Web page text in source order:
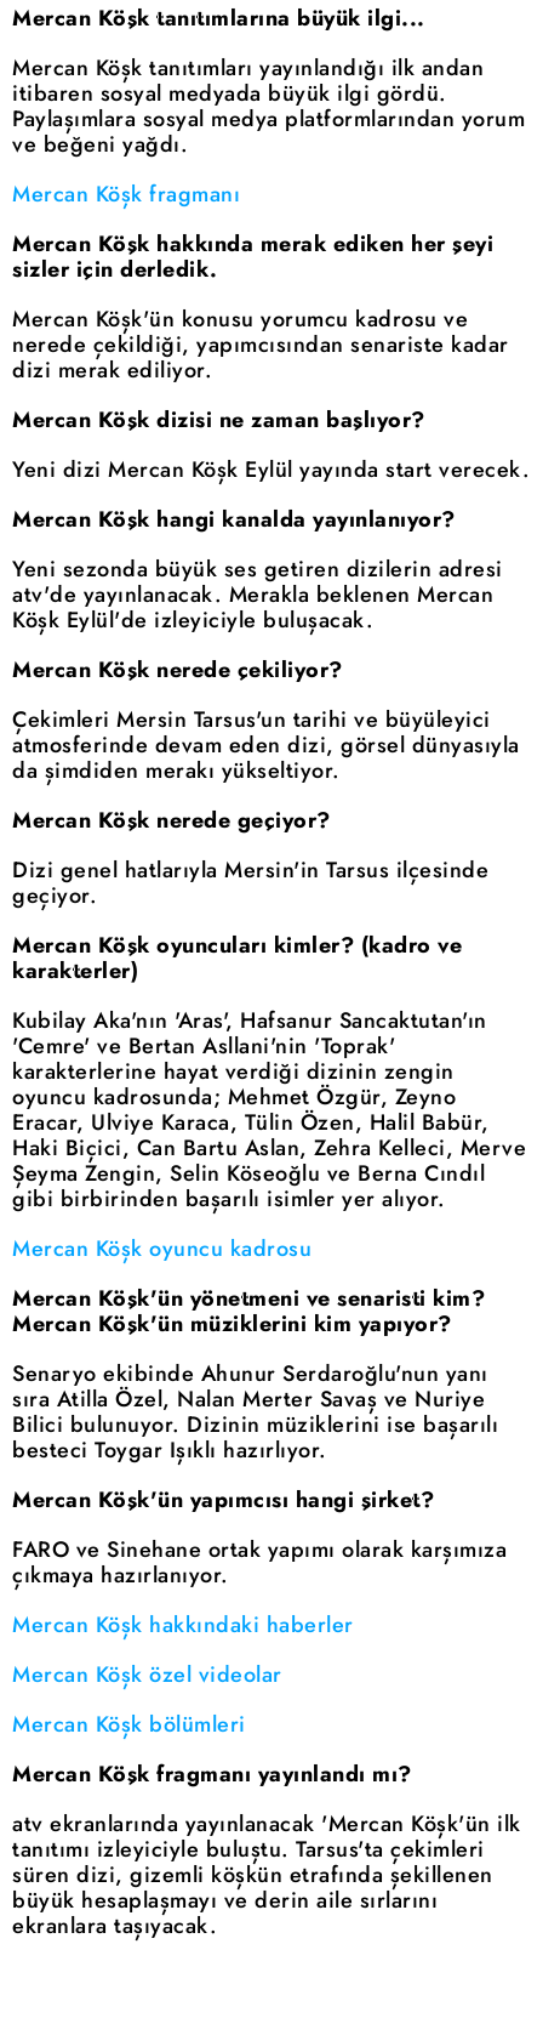
Mercan Köşk tanıtımlarına büyük ilgi...
Mercan Köşk tanıtımları yayınlandığı ilk andan
itibaren sosyal medyada büyük ilgi gördü.
Paylaşımlara sosyal medya platformlarından yorum
ve beğeni yağdı.
Mercan Köşk fragmanı
Mercan Köşk hakkında merak ediken her şeyi
sizler için derledik.
Mercan Köşk'ün konusu yorumcu kadrosu ve
nerede çekildiği, yapımcısından senariste kadar
dizi merak ediliyor.
Mercan Köşk dizisi ne zaman başlıyor?
Yeni dizi Mercan Köşk Eylül yayında start verecek.
Mercan Köşk hangi kanalda yayınlanıyor?
Yeni sezonda büyük ses getiren dizilerin adresi
atv'de yayınlanacak. Merakla beklenen Mercan
Köşk Eylül'de izleyiciyle buluşacak.
Mercan Köşk nerede çekiliyor?
Çekimleri Mersin Tarsus'un tarihi ve büyüleyici
atmosferinde devam eden dizi, görsel dünyasıyla
da şimdiden merakı yükseltiyor.
Mercan Köşk nerede geçiyor?
Dizi genel hatlarıyla Mersin'in Tarsus ilçesinde
geçiyor.
Mercan Köşk oyuncuları kimler? (kadro ve
karakterler)
Kubilay Aka'nın 'Aras', Hafsanur Sancaktutan'ın
'Cemre' ve Bertan Asllani'nin 'Toprak'
karakterlerine hayat verdiği dizinin zengin
oyuncu kadrosunda; Mehmet Özgür, Zeyno
Eracar, Ulviye Karaca, Tülin Özen, Halil Babür,
Haki Biçici, Can Bartu Aslan, Zehra Kelleci, Merve
Şeyma Zengin, Selin Köseoğlu ve Berna Cındıl
gibi birbirinden başarılı isimler yer alıyor.
Mercan Köşk oyuncu kadrosu
Mercan Köşk'ün yönetmeni ve senaristi kim?
Mercan Köşk'ün müziklerini kim yapıyor?
Senaryo ekibinde Ahunur Serdaroğlu'nun yanı
sıra Atilla Özel, Nalan Merter Savaş ve Nuriye
Bilici bulunuyor. Dizinin müziklerini ise başarılı
besteci Toygar Işıklı hazırlıyor.
Mercan Köşk'ün yapımcısı hangi şirket?
FARO ve Sinehane ortak yapımı olarak karşımıza
çıkmaya hazırlanıyor.
Mercan Köşk hakkındaki haberler
Mercan Köşk özel videolar
Mercan Köşk bölümleri
Mercan Köşk fragmanı yayınlandı mı?
atv ekranlarında yayınlanacak 'Mercan Köşk'ün ilk
tanıtımı izleyiciyle buluştu. Tarsus'ta çekimleri
süren dizi, gizemli köşkün etrafında şekillenen
büyük hesaplaşmayı ve derin aile sırlarını
ekranlara taşıyacak.